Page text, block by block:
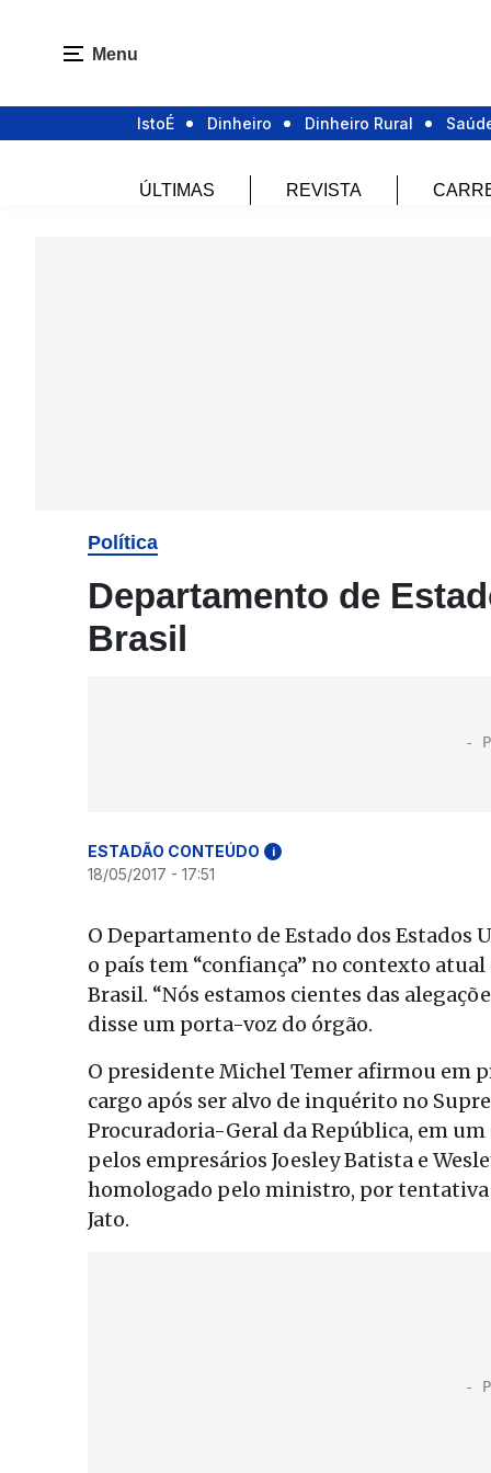
Menu
IstoÉ Dinheiro Dinheiro Rural
ÚLTIMAS REVISTA
Política
Departamento de
Brasil
ESTADÃO CONTEÚDO i
18/05/2017 - 17:51
O Departamento de Estado dos
o país tem “confiança” no contexto
Brasil. “Nós estamos cientes das
disse um porta-voz do órgão.
O presidente Michel Temer afirmou em
cargo após ser alvo de inquérito no
Procuradoria-Geral da República, em
pelos empresários Joesley Batista e
homologado pelo ministro, por tentativa
Jato.